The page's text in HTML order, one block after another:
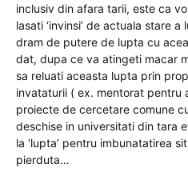
inclusiv din afara tarii, este ca
lasati ‘invinsi’ de actuala stare
dram de putere de lupta cu
dat, dupa ce va atingeti macar
sa reluati aceasta lupta prin
invataturii ( ex. mentorat pentru
proiecte de cercetare comune
deschise in universitati din tara
la ‘lupta’ pentru imbunatatirea
pierduta…